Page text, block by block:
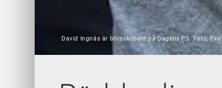
David Ingnäs är börsskribent på Dagens PS. Foto: